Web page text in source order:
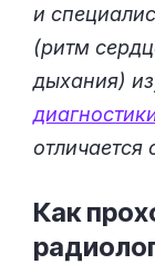
и
(ритм
дыхания)
Как